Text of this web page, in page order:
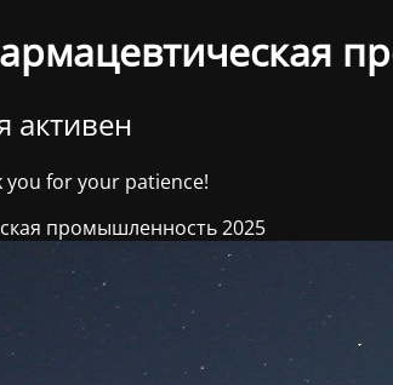
активен
you for your patience!
промышленность 2025